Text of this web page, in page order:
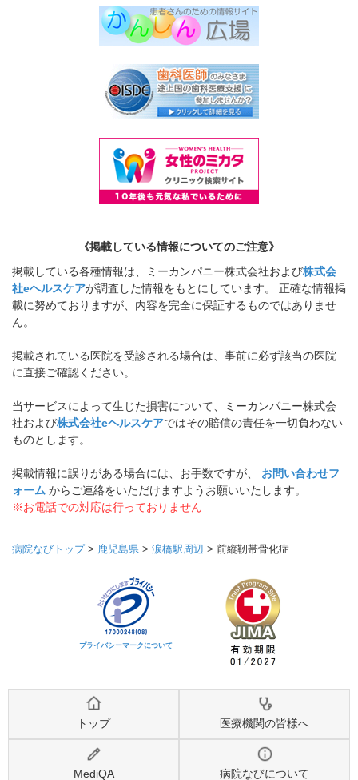
《掲載している情報についてのご注意》
掲載している各種情報は、ミーカンパニー株式会社および株式会
社eヘルスケアが調査した情報をもとにしています。 正確な情報掲
載に努めておりますが、内容を完全に保証するものではありませ
ん。
掲載されている医院を受診される場合は、事前に必ず該当の医院
に直接ご確認ください。
当サービスによって生じた損害について、ミーカンパニー株式会
社および株式会社eヘルスケアではその賠償の責任を一切負わない
ものとします。
掲載情報に誤りがある場合には、お手数ですが、 お問い合わせフ
ォーム からご連絡をいただけますようお願いいたします。
※お電話での対応は行っておりません
病院なびトップ> 鹿児島県 > 涙橋駅周辺 > 前縦靭帯骨化症
プライバシーマークについて
トップ 医療機関の皆様へ
MediQA 病院なびについて